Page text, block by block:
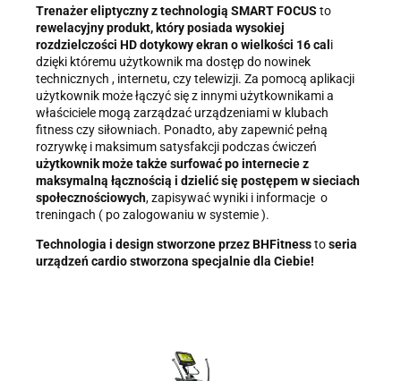
Trenażer eliptyczny z technologią SMART FOCUS to
rewelacyjny produkt, który posiada wysokiej
rozdzielczości HD dotykowy ekran o wielkości 16 cal i
dzięki któremu użytkownik ma dostęp do nowinek
technicznych , internetu, czy telewizji. Za pomocą aplikacji
użytkownik może łączyć się z innymi użytkownikami a
właściciele mogą zarządzać urządzeniami w klubach
fitness czy siłowniach. Ponadto, aby zapewnić pełną
rozrywkę i maksimum satysfakcji podczas ćwiczeń
użytkownik może także surfować po internecie z
maksymalną łącznością i dzielić się postępem w sieciach
społecznościowych, zapisywać wyniki i informacje o
treningach ( po zalogowaniu w systemie ).
Technologia i design stworzone przez BHFitnesstoseria
urządzeń cardio stworzona specjalnie dla Ciebie!